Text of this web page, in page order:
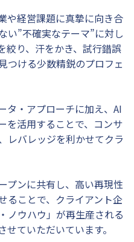
や経営課題に真摯に向き合
い”不確実なテーマ”に対し
絞り、汗をかき、試行錯誤
つける少数精鋭のプロフェ
タ・アプローチに加え、AI
を活用することで、コンサ
レバレッジを利かせてクラ
プンに共有し、高い再現性
ることで、クライアント企
ノウハウ」が再生産される
ていただいています。